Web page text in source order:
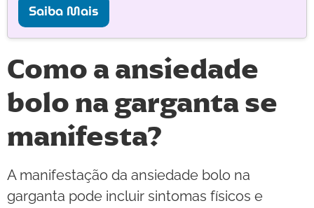
Saiba Mais
Como a ansiedade
bolo na garganta se
manifesta?
A manifestação da ansiedade bolo na
garganta pode incluir sintomas físicos e